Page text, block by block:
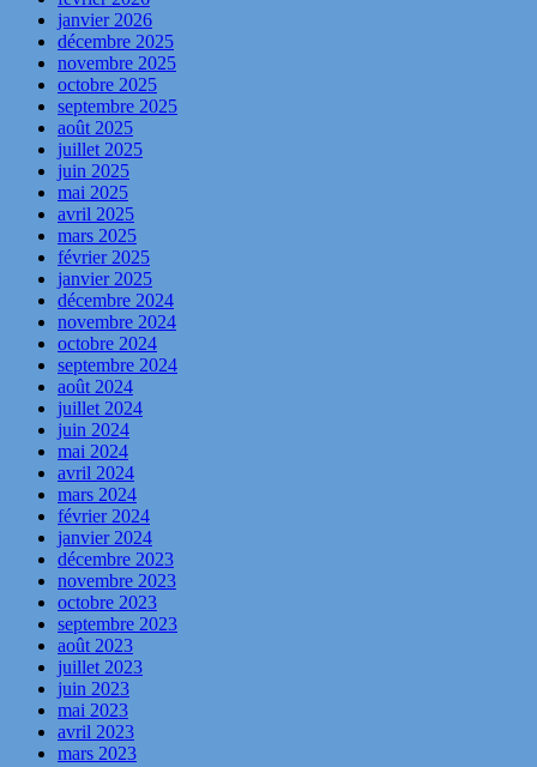
janvier 2026
décembre 2025
novembre 2025
octobre 2025
septembre 2025
août 2025
juillet 2025
juin 2025
mai 2025
avril 2025
mars 2025
février 2025
janvier 2025
décembre 2024
novembre 2024
octobre 2024
septembre 2024
août 2024
juillet 2024
juin 2024
mai 2024
avril 2024
mars 2024
février 2024
janvier 2024
décembre 2023
novembre 2023
octobre 2023
septembre 2023
août 2023
juillet 2023
juin 2023
mai 2023
avril 2023
mars 2023